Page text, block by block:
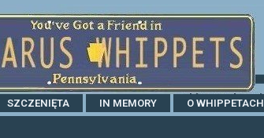
SZCZENIĘTA IN MEMORY O WHIPPETACH